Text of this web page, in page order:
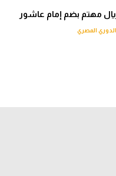
مهتم بضم إمام عاشور
الدوري المصري